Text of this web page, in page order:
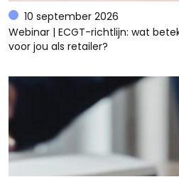
10 september 2026
Webinar | ECGT-richtlijn: wat
voor jou als retailer?